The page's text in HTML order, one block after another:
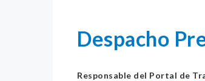
Despacho
Responsable del Portal de